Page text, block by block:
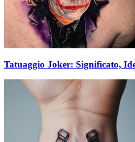
Tatuaggio Joker: Significato,